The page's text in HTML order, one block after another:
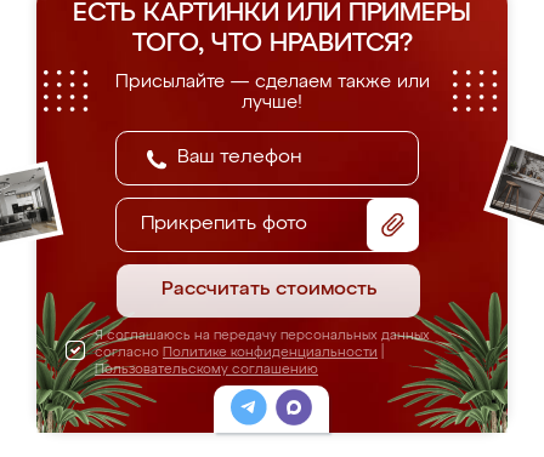
ЕСТЬ КАРТИНКИ ИЛИ ПРИМЕРЫ
ТОГО, ЧТО НРАВИТСЯ?
Присылайте — сделаем также или
лучше!
Прикрепить фото
Рассчитать стоимость
Я соглашаюсь на передачу персональных данных
согласно Политике конфиденциальности
Пользовательскому соглашению